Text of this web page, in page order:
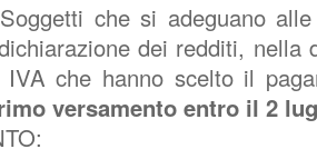
Soggetti che si adeguano
dei redditi, nella
IVA che hanno scelto il
versamento entro il 2